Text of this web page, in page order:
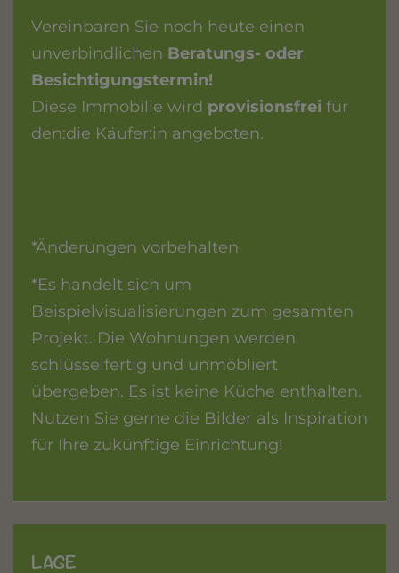
Vereinbaren Sie noch heute einen
unverbindlichen Beratungs- oder
Besichtigungstermin!
Diese Immobilie wird provisionsfrei für
den:die Käufer:in angeboten.
*Änderungen vorbehalten
*Es handelt sich um
Beispielvisualisierungen zum gesamten
Projekt. Die Wohnungen werden
schlüsselfertig und unmöbliert
übergeben. Es ist keine Küche enthalten.
Nutzen Sie gerne die Bilder als Inspiration
für Ihre zukünftige Einrichtung!
LAGE